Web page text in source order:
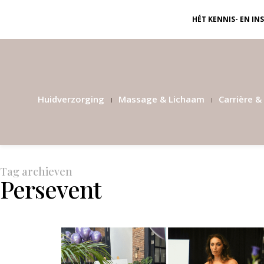
HÉT KENNIS- EN
Huidverzorging Massage & Lichaam Carrière
Tag archieven
Persevent